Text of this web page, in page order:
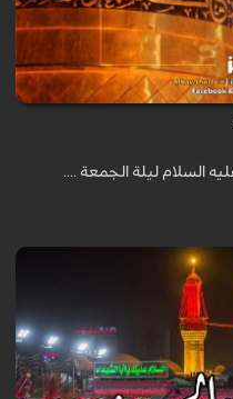
السلام ليلة الجمعة ....